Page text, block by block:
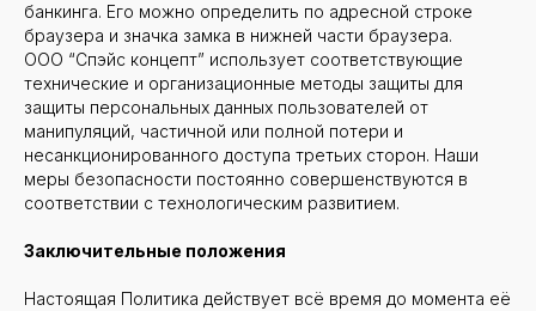
банкинга. Его можно определить по адресной строке
браузера и значка замка в нижней части браузера.
ООО “Спэйс концепт” использует соответствующие
технические и организационные методы защиты для
защиты персональных данных пользователей от
манипуляций, частичной или полной потери и
несанкционированного доступа третьих сторон. Наши
меры безопасности постоянно совершенствуются в
соответствии с технологическим развитием.
Заключительные положения
Настоящая Политика действует всё время до момента её